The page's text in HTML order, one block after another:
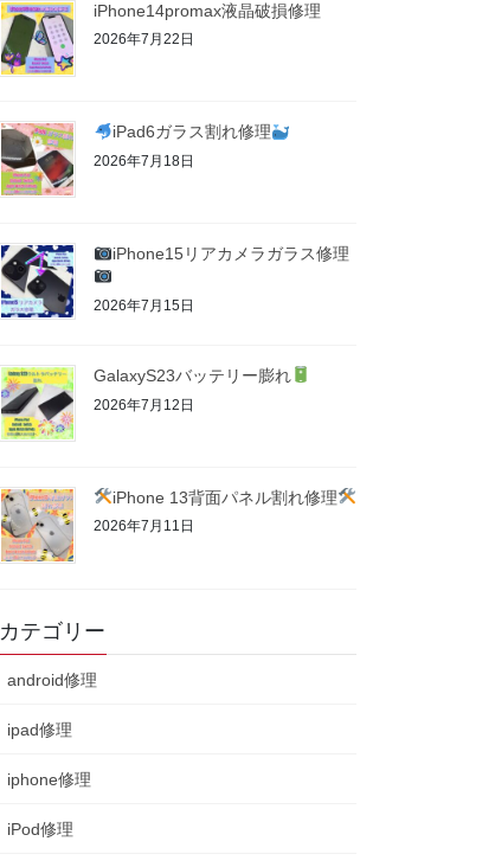
iPhone14promax液晶破損修理
2026年7月22日
iPad6ガラス割れ修理
2026年7月18日
iPhone15リアカメラガラス修理
2026年7月15日
GalaxyS23バッテリー膨れ
2026年7月12日
iPhone 13背面パネル割れ修理
2026年7月11日
カテゴリー
android修理
ipad修理
iphone修理
iPod修理